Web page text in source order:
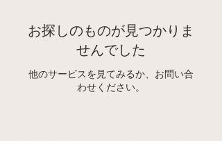
お探しのものが見つかりま
せんでした
他のサービスを見てみるか、お問い合
わせください。